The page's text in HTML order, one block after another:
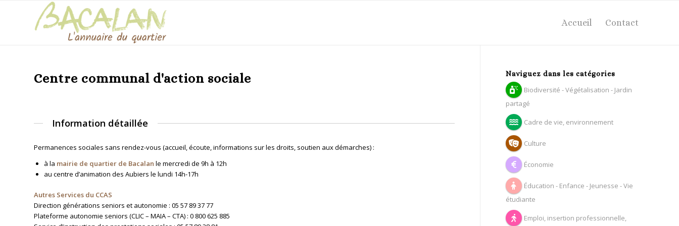
Accueil Contact
Centre communal d'action sociale
Information détaillée
Permanences sociales sans rendez-vous (accueil, écoute, informations sur les droits, soutien aux démarches) :
à la mairie de quartier de Bacalan le mercredi de 9h à 12h
au centre d’animation des Aubiers le lundi 14h-17h
Autres Services du CCAS
Direction générations seniors et autonomie : 05 57 89 37 77
Plateforme autonomie seniors (CLIC – MAIA – CTA) : 0 800 625 885
Naviguez dans les catégories
Biodiversité - Végétalisation - Jardin
partagé
Cadre de vie, environnement
Culture
Économie
Éducation - Enfance - Jeunesse - Vie
étudiante
Emploi, insertion professionnelle,